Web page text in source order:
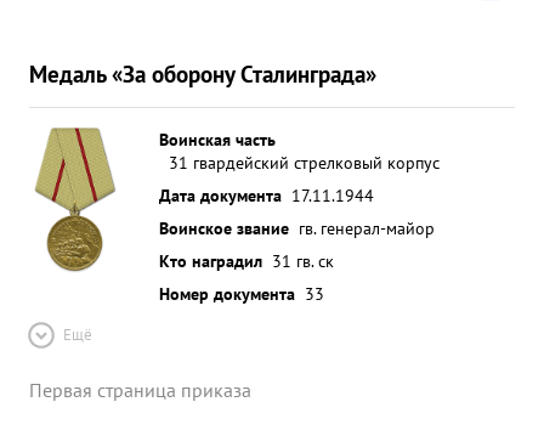
Медаль «За оборону Сталинграда»
Воинская часть
31 гвардейский стрелковый корпус
Дата документа 17.11.1944
Воинское звание гв. генерал-майор
Кто наградил 31 гв. ск
Номер документа 33
Ещё
Первая страница приказа